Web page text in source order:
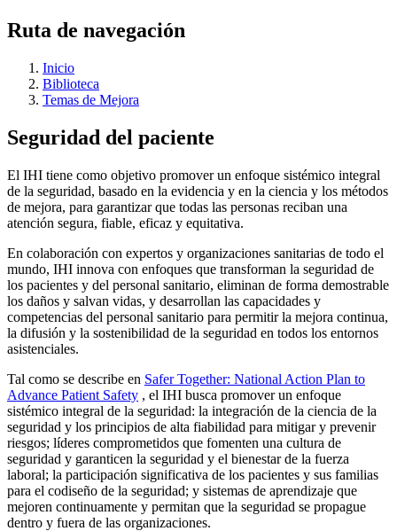
Ruta de navegación
Inicio
Biblioteca
Temas de Mejora
Seguridad del paciente
El IHI tiene como objetivo promover un enfoque sistémico integral
de la seguridad, basado en la evidencia y en la ciencia y los métodos
de mejora, para garantizar que todas las personas reciban una
atención segura, fiable, eficaz y equitativa.
En colaboración con expertos y organizaciones sanitarias de todo el
mundo, IHI innova con enfoques que transforman la seguridad de
los pacientes y del personal sanitario, eliminan de forma demostrable
los daños y salvan vidas, y desarrollan las capacidades y
competencias del personal sanitario para permitir la mejora continua,
la difusión y la sostenibilidad de la seguridad en todos los entornos
asistenciales.
Tal como se describe en Safer Together: National Action Plan to
Advance Patient Safety , el IHI busca promover un enfoque
sistémico integral de la seguridad: la integración de la ciencia de la
seguridad y los principios de alta fiabilidad para mitigar y prevenir
riesgos; líderes comprometidos que fomenten una cultura de
seguridad y garanticen la seguridad y el bienestar de la fuerza
laboral; la participación significativa de los pacientes y sus familias
para el codiseño de la seguridad; y sistemas de aprendizaje que
mejoren continuamente y permitan que la seguridad se propague
dentro y fuera de las organizaciones.